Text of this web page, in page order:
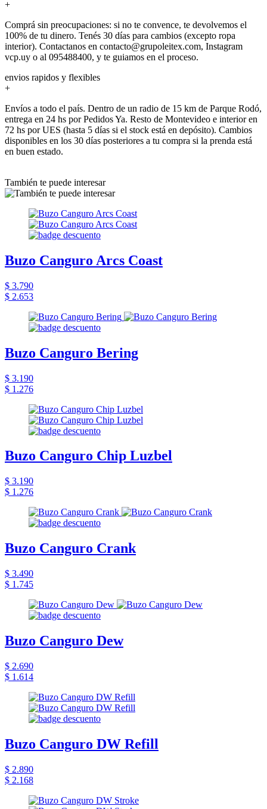
+
Comprá sin preocupaciones: si no te convence, te devolvemos el
100% de tu dinero. Tenés 30 días para cambios (excepto ropa
interior). Contactanos en contacto@grupoleitex.com, Instagram
vcp.uy o al 095488400, y te guiamos en el proceso.
envios rapidos y flexibles
+
Envíos a todo el país. Dentro de un radio de 15 km de Parque Rodó,
entrega en 24 hs por Pedidos Ya. Resto de Montevideo e interior en
72 hs por UES (hasta 5 días si el stock está en depósito). Cambios
disponibles en los 30 días posteriores a tu compra si la prenda está
en buen estado.
También te puede interesar
Buzo Canguro Arcs Coast
$ 3.790
$ 2.653
Buzo Canguro Bering
$ 3.190
$ 1.276
Buzo Canguro Chip Luzbel
$ 3.190
$ 1.276
Buzo Canguro Crank
$ 3.490
$ 1.745
Buzo Canguro Dew
$ 2.690
$ 1.614
Buzo Canguro DW Refill
$ 2.890
$ 2.168